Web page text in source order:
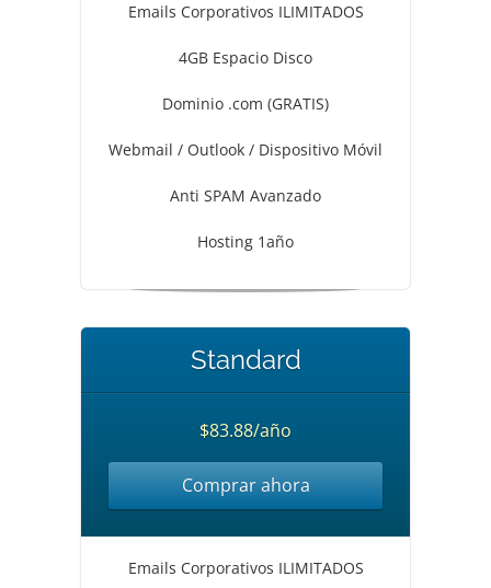
Emails Corporativos ILIMITADOS
4GB Espacio Disco
Dominio .com (GRATIS)
Webmail / Outlook / Dispositivo Móvil
Anti SPAM Avanzado
Hosting 1año
Standard
$83.88/año
Comprar ahora
Emails Corporativos ILIMITADOS